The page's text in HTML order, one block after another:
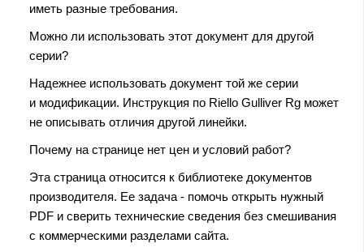
иметь разные требования.
Можно ли использовать этот документ для другой
серии?
Надежнее использовать документ той же серии
и модификации. Инструкция по Riello Gulliver Rg может
не описывать отличия другой линейки.
Почему на странице нет цен и условий работ?
Эта страница относится к библиотеке документов
производителя. Ее задача - помочь открыть нужный
PDF и сверить технические сведения без смешивания
с коммерческими разделами сайта.